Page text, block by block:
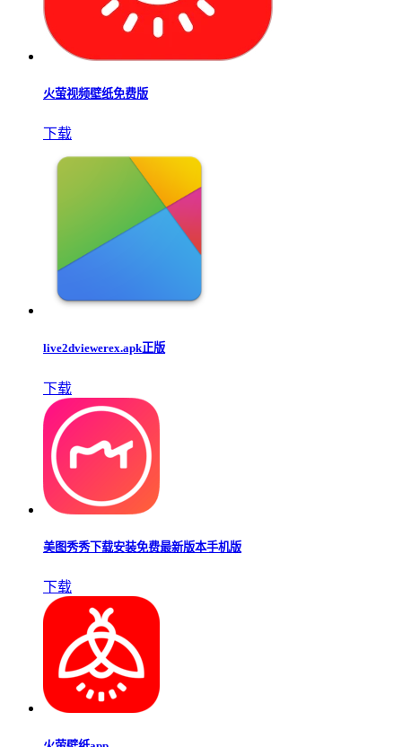
火萤视频壁纸免费版
下载
live2dviewerex.apk正版
下载
美图秀秀下载安装免费最新版本手机版
下载